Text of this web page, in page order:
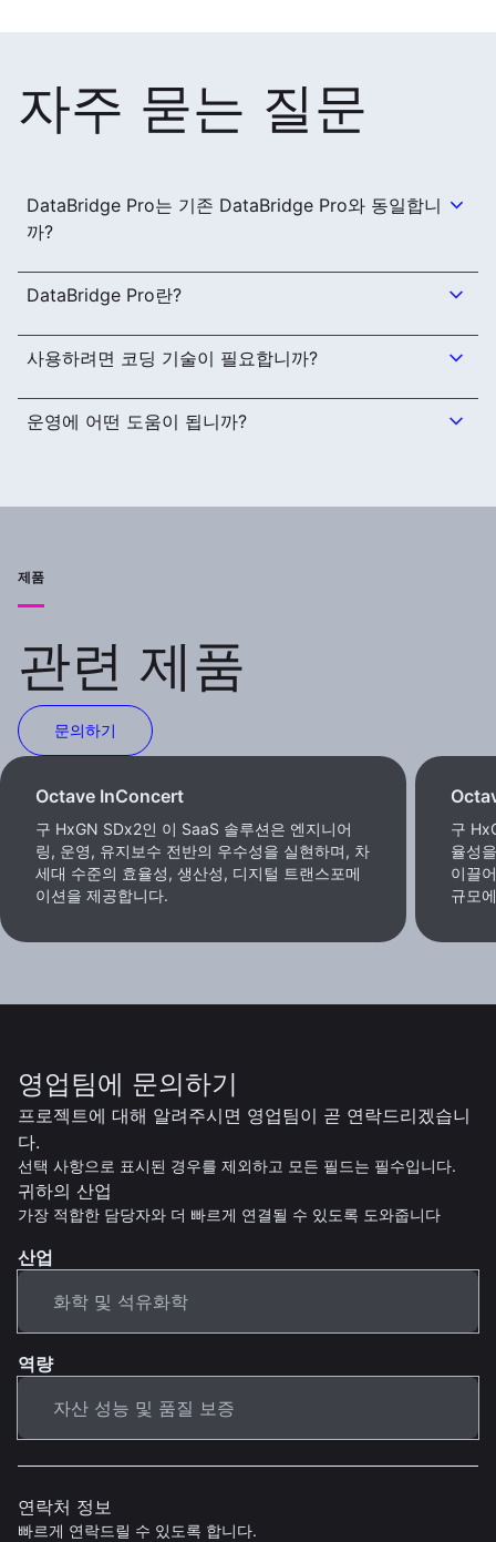
자주 묻는 질문
DataBridge Pro는 기존 DataBridge Pro와 동일합니
까?
DataBridge Pro란?
사용하려면 코딩 기술이 필요합니까?
운영에 어떤 도움이 됩니까?
제품
관련 제품
문의하기
Octave InConcert
구 HxGN SDx2인 이 SaaS 솔루션은 엔지니어
링, 운영, 유지보수 전반의 우수성을 실현하며, 차
세대 수준의 효율성, 생산성, 디지털 트랜스포메
이션을 제공합니다.
구
율성
이끌
규모
영업팀에 문의하기
프로젝트에 대해 알려주시면 영업팀이 곧 연락드리겠습니
다.
선택 사항으로 표시된 경우를 제외하고 모든 필드는 필수입니다.
귀하의 산업
가장 적합한 담당자와 더 빠르게 연결될 수 있도록 도와줍니다
산업
역량
연락처 정보
빠르게 연락드릴 수 있도록 합니다.